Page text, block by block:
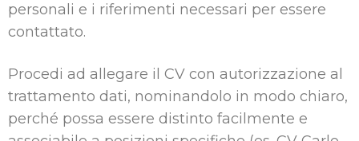
personali e i riferimenti necessari per essere
contattato.
Procedi ad allegare il CV con autorizzazione al
trattamento dati, nominandolo in modo chiaro,
perché possa essere distinto facilmente e